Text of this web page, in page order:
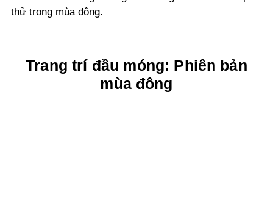
thử trong mùa đông.
Trang trí đầu móng: Phiên bản
mùa đông